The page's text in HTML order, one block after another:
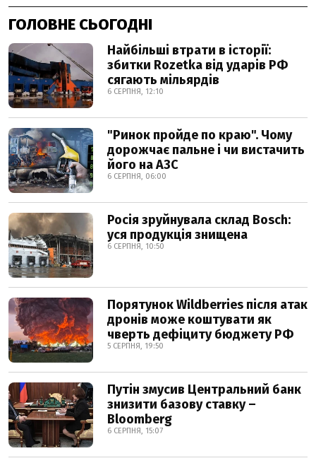
ГОЛОВНЕ СЬОГОДНІ
Найбільші втрати в історії:
збитки Rozetka від ударів РФ
сягають мільярдів
6 СЕРПНЯ, 12:10
"Ринок пройде по краю". Чому
дорожчає пальне і чи вистачить
його на АЗС
6 СЕРПНЯ, 06:00
Росія зруйнувала склад Bosch:
уся продукція знищена
6 СЕРПНЯ, 10:50
Порятунок Wildberries після атак
дронів може коштувати як
чверть дефіциту бюджету РФ
5 СЕРПНЯ, 19:50
Путін змусив Центральний банк
знизити базову ставку –
Bloomberg
6 СЕРПНЯ, 15:07